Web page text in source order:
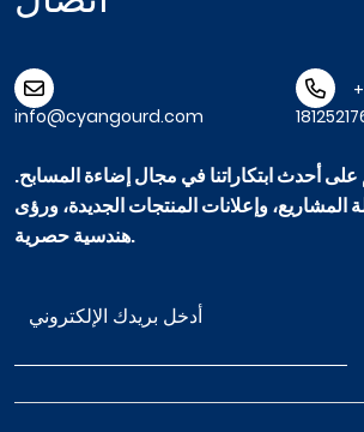
info@cyangourd.com
أحدث ابتكاراتنا في مجال إضاءة المسابح.
المشاريع، وإعلانات المنتجات الجديدة، ورؤى
هندسية حصرية.